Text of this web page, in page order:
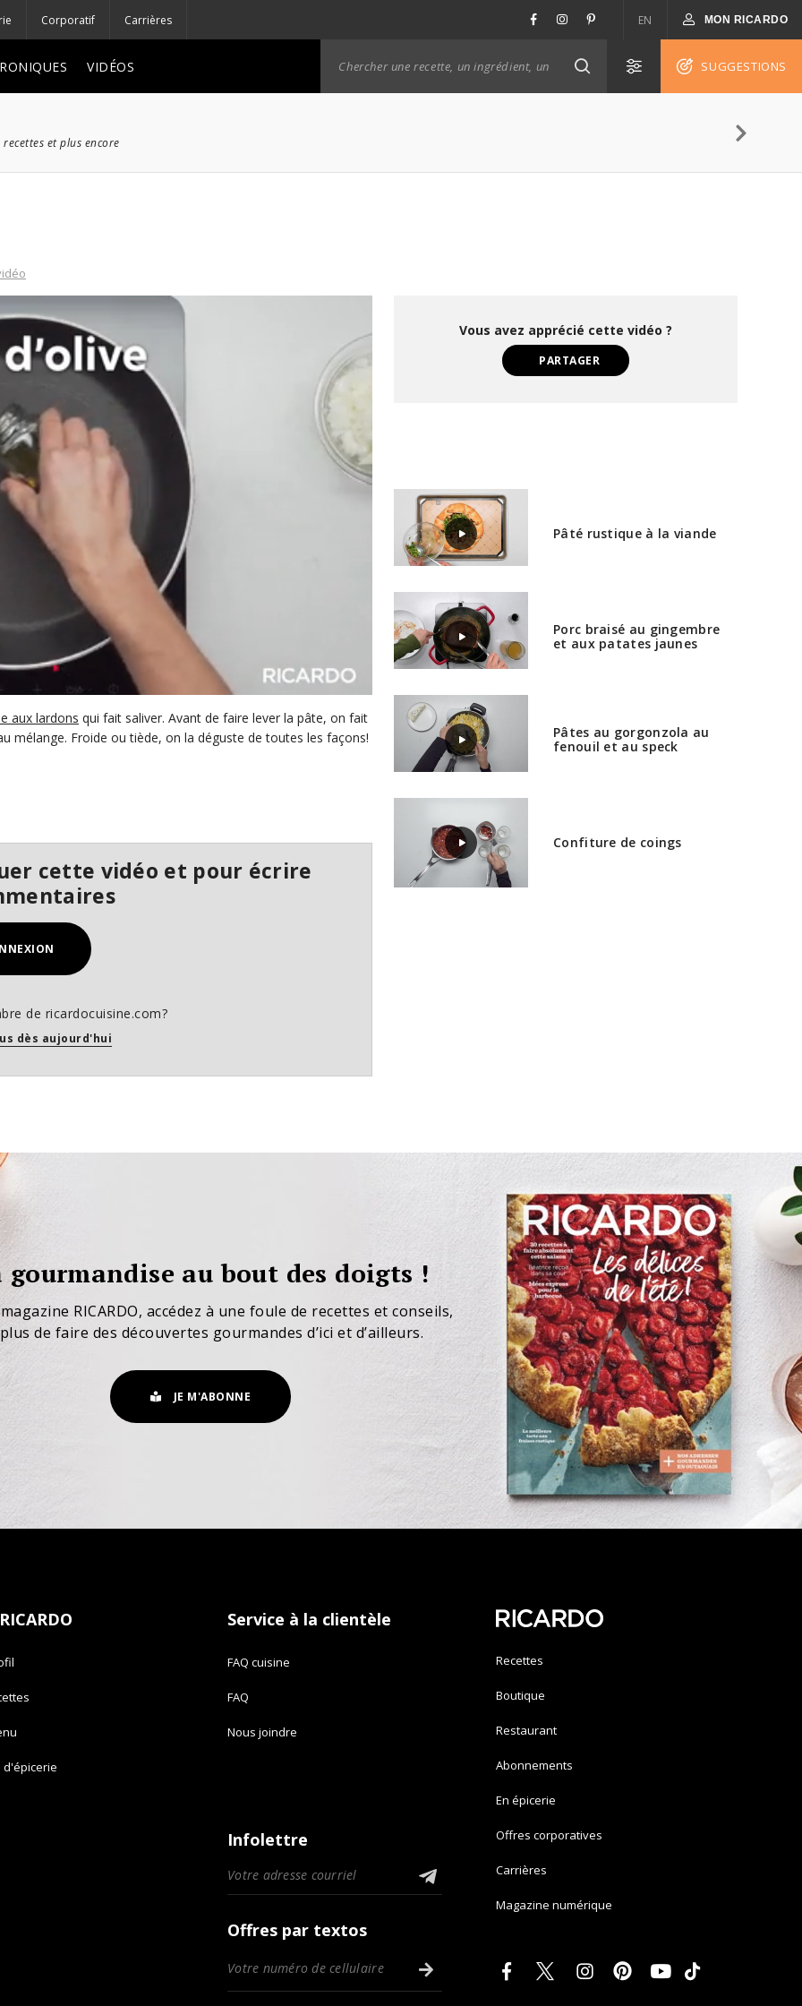
Corporatif Carrières EN MON RICARDO
VIDÉOS SUGGESTIONS
et plus encore
aux lardons qui fait saliver. Avant de faire lever la pâte, on fait
mélange. Froide ou tiède, on la déguste de toutes les façons!
cette vidéo et pour écrire
de ricardocuisine.com?
dès aujourd'hui
Vous avez apprécié cette vidéo ?
PARTAGER
Pâté rustique à la viande
Porc braisé au gingembre
et aux patates jaunes
Pâtes au gorgonzola au
fenouil et au speck
Confiture de coings
gourmandise au bout des doigts !
RICARDO, accédez à une foule de recettes et conseils,
de faire des découvertes gourmandes d’ici et d’ailleurs.
JE M'ABONNE
d'épicerie
Service à la clientèle
FAQ cuisine
FAQ
Nous joindre
Infolettre
Offres par textos
Recettes
Boutique
Restaurant
Abonnements
En épicerie
Offres corporatives
Carrières
Magazine numérique